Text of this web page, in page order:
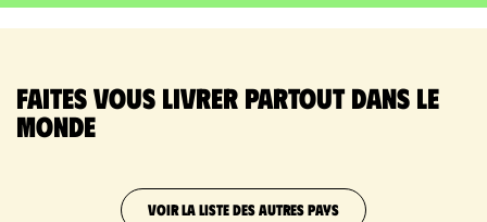
Faites vous livrer partout dans le
monde
VOIR LA LISTE DES AUTRES PAYS